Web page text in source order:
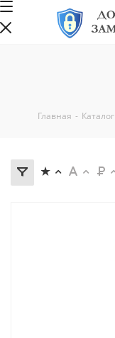
Главная - Каталог